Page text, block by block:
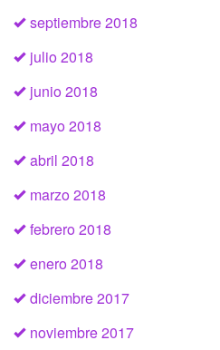
septiembre 2018
julio 2018
junio 2018
mayo 2018
abril 2018
marzo 2018
febrero 2018
enero 2018
diciembre 2017
noviembre 2017